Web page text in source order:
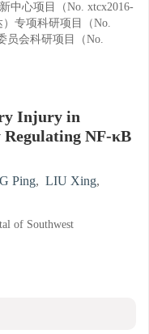
中心项目（No. xtcx2016-
专项科研项目（No.
员会科研项目（No.
Injury in
NF-κB
Ping, LIU Xing,
of Southwest